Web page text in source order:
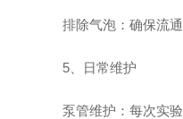
排除气泡：确保流通
5、日常维护
泵管维护：每次实验